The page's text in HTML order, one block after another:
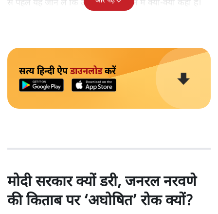
से पहले यह जान लें कि उन्होंने ताज़ा बयान में क्या-क्या कहा है।
सत्य हिन्दी ऐपडाउनलोडकरें
मोदी सरकार क्यों डरी, जनरल नरवणे
की किताब पर ‘अघोषित’ रोक क्यों?